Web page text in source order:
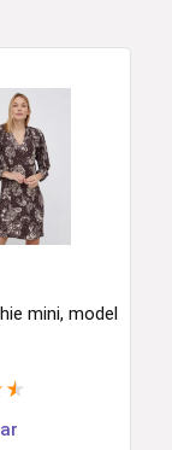
mini, model
★